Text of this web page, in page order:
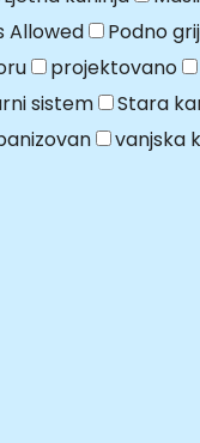
Allowed Podno
projektovano
sistem Stara
vanjska